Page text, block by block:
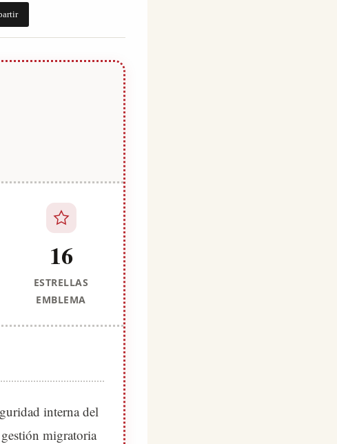
16
ESTRELLAS
EMBLEMA
interna del
migratoria